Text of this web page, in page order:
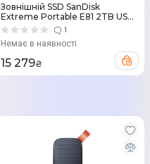
Зовнiшнiй SSD SanDisk
Extreme Portable E81 2TB USB
3.2 Gen 2x2 Type-C
1
Немає в наявності
15 279₴